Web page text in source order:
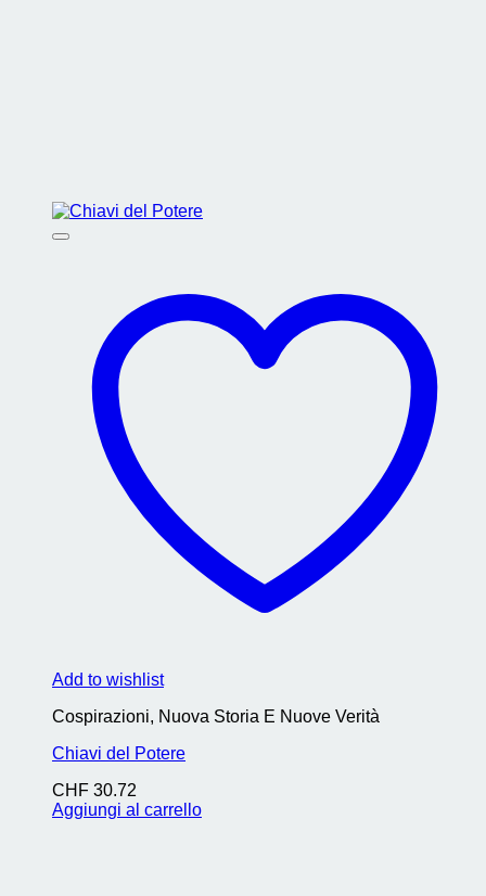
Add to wishlist
Cospirazioni, Nuova Storia E Nuove Verità
Chiavi del Potere
CHF 30.72
Aggiungi al carrello